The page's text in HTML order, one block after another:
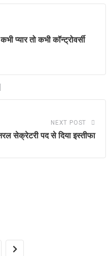
तो कभी कॉन्ट्रोवर्सी
NEXT POST
सेक्रेटरी पद से दिया इस्तीफा